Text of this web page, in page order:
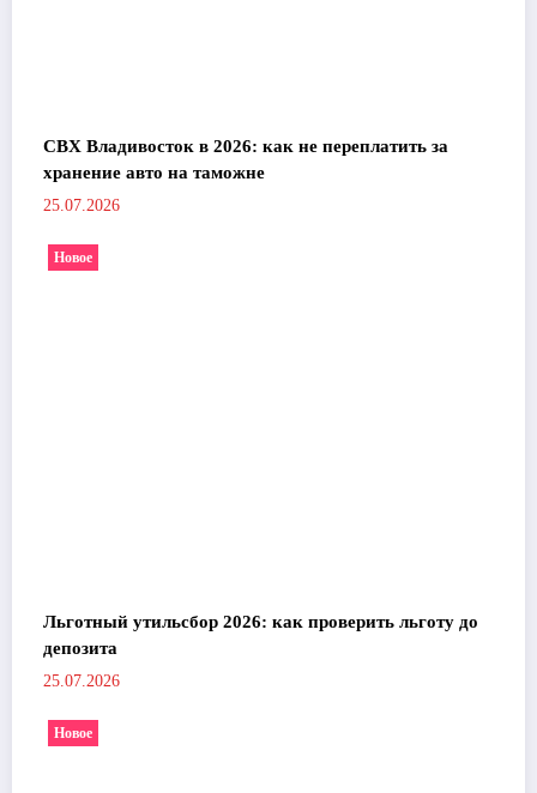
СВХ Владивосток в 2026: как не переплатить за
хранение авто на таможне
25.07.2026
Новое
Льготный утильсбор 2026: как проверить льготу до
депозита
25.07.2026
Новое